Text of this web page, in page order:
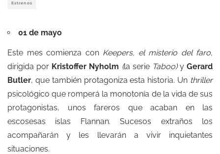
Estrenos
01 de mayo
Este mes comienza con Keepers, el misterio del faro,
dirigida por Kristoffer Nyholm (la serie Taboo) y Gerard
Butler, que también protagoniza esta historia. Un thriller
psicológico que romperá la monotonía de la vida de sus
protagonistas, unos fareros que acaban en las
escosesas islas Flannan. Sucesos extraños los
acompañarán y les llevarán a vivir inquietantes
situaciones.